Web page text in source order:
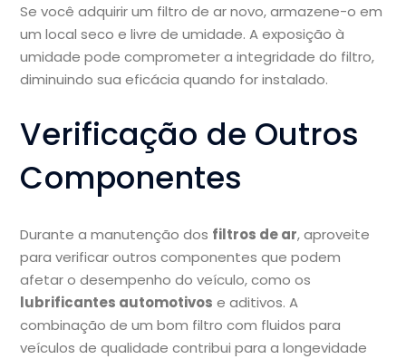
Se você adquirir um filtro de ar novo, armazene-o em
um local seco e livre de umidade. A exposição à
umidade pode comprometer a integridade do filtro,
diminuindo sua eficácia quando for instalado.
Verificação de Outros
Componentes
Durante a manutenção dos filtros de ar, aproveite
para verificar outros componentes que podem
afetar o desempenho do veículo, como os
lubrificantes automotivos e aditivos. A
combinação de um bom filtro com fluidos para
veículos de qualidade contribui para a longevidade